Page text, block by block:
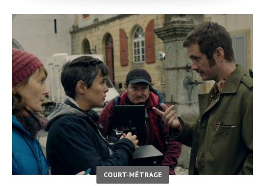
COURT-MÉTRAGE